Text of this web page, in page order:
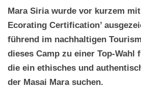
Mara Siria wurde vor kurzem
Ecorating Certification’
führend im nachhaltigen
dieses Camp zu einer Top-Wahl
die ein ethisches und
der Masai Mara suchen.